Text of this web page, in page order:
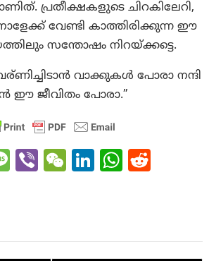
പ്രതീക്ഷകളുടെ ചിറകിലേറി,
വേണ്ടി കാത്തിരിക്കുന്ന ഈ
സന്തോഷം നിറയ്ക്കട്ടെ.
വാക്കുകൾ പോരാ നന്ദി
ഈ ജീവിതം പോരാ.”
M
e
Vi W
at
Li
n
W
A t